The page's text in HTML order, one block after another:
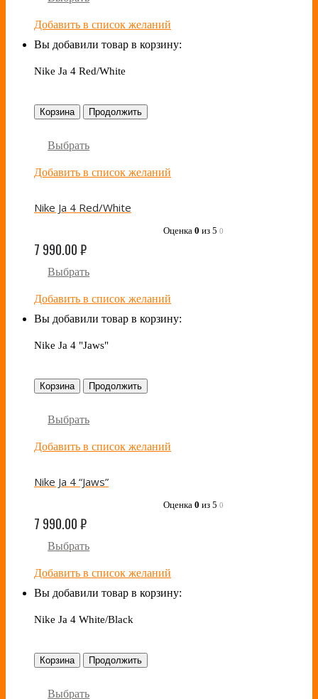
Добавить в список желаний
Вы добавили товар в корзину:
Nike Ja 4 Red/White
Корзина Продолжить
Выбрать
Добавить в список желаний
Nike Ja 4 Red/White
Оценка 0 из 5 0
7 990.00₽
Выбрать
Добавить в список желаний
Вы добавили товар в корзину:
Nike Ja 4 "Jaws"
Корзина Продолжить
Выбрать
Добавить в список желаний
Nike Ja 4 “Jaws”
Оценка 0 из 5 0
7 990.00₽
Выбрать
Добавить в список желаний
Вы добавили товар в корзину:
Nike Ja 4 White/Black
Корзина Продолжить
Выбрать